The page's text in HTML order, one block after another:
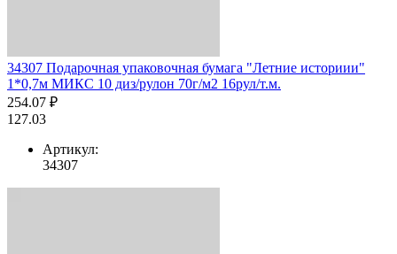
34307 Подарочная упаковочная бумага "Летние историии"
1*0,7м МИКС 10 диз/рулон 70г/м2 16рул/т.м.
254.07 ₽
127.03
Артикул:
34307